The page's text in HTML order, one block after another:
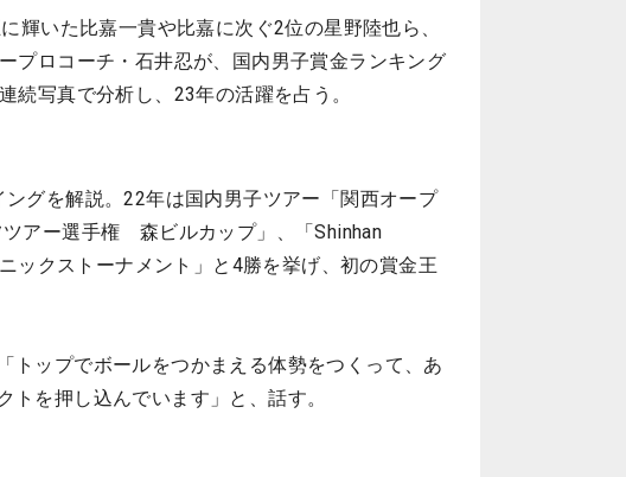
輝いた比嘉一貴や比嘉に次ぐ2位の星野陸也ら、
プロコーチ・石井忍が、国内男子賞金ランキング
続写真で分析し、23年の活躍を占う。
グを解説。22年は国内男子ツアー「関西オープ
アー選手権 森ビルカップ」、「Shinhan
ックストーナメント」と4勝を挙げ、初の賞金王
トップでボールをつかまえる体勢をつくって、あ
を押し込んでいます」と、話す。